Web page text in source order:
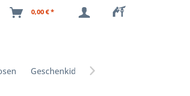
0,00 € *
Geschenkideen